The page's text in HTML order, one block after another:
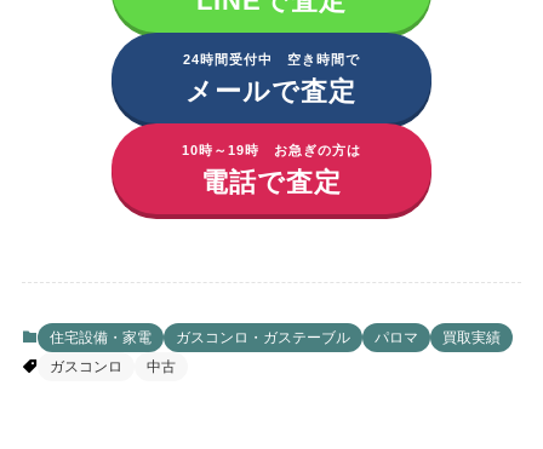
24時間受付中 空き時間で
メールで査定
10時～19時 お急ぎの方は
電話で査定
住宅設備・家電 ガスコンロ・ガステーブル パロマ
買取実績
ガスコンロ
中古